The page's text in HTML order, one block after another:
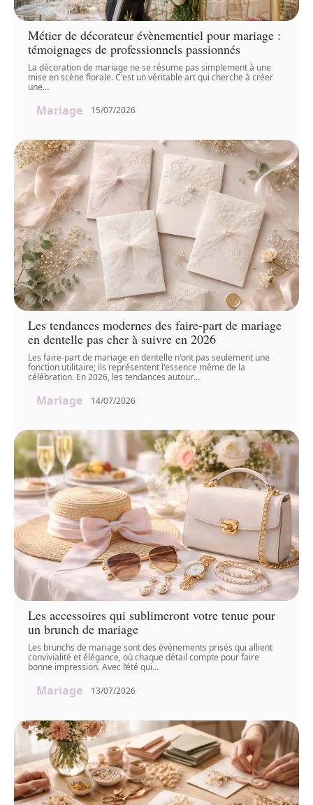
Métier de décorateur évènementiel pour mariage :
témoignages de professionnels passionnés
La décoration de mariage ne se résume pas simplement à une
mise en scène florale. C'est un véritable art qui cherche à créer
une…
Mariage 15/07/2026
Les tendances modernes des faire-part de mariage
en dentelle pas cher à suivre en 2026
Les faire-part de mariage en dentelle n'ont pas seulement une
fonction utilitaire; ils représentent l'essence même de la
célébration. En 2026, les tendances autour…
Mariage 14/07/2026
Les accessoires qui sublimeront votre tenue pour
un brunch de mariage
Les brunchs de mariage sont des événements prisés qui allient
convivialité et élégance, où chaque détail compte pour faire
bonne impression. Avec l’été qui…
Mariage 13/07/2026